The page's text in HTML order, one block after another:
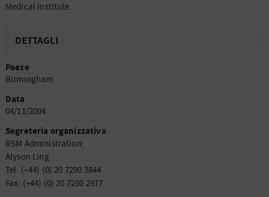
Medical Institute.
DETTAGLI
Paese
Birmingham
Data
04/11/2004
Segreteria organizzativa
RSM Administration:
Alyson Ling
Tel: (+44) (0) 20 7290 3844
Fax: (+44) (0) 20 7290 2977